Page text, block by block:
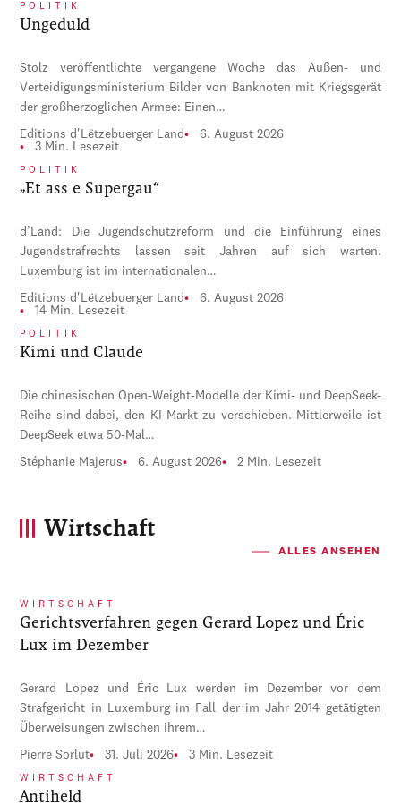
POLITIK
Ungeduld
Stolz veröffentlichte vergangene Woche das Außen- und
Verteidigungsministerium Bilder von Banknoten mit Kriegsgerät
der großherzoglichen Armee: Einen…
Editions d'Lëtzebuerger Land
6. August 2026
3 Min. Lesezeit
POLITIK
„Et ass e Supergau“
d’Land: Die Jugendschutzreform und die Einführung eines
Jugendstrafrechts lassen seit Jahren auf sich warten.
Luxemburg ist im internationalen…
Editions d'Lëtzebuerger Land
6. August 2026
14 Min. Lesezeit
POLITIK
Kimi und Claude
Die chinesischen Open-Weight-Modelle der Kimi- und DeepSeek-
Reihe sind dabei, den KI-Markt zu verschieben. Mittlerweile ist
DeepSeek etwa 50-Mal…
Stéphanie Majerus 6. August 2026 2 Min. Lesezeit
Wirtschaft
ALLES ANSEHEN
WIRTSCHAFT
Gerichtsverfahren gegen Gerard Lopez und Éric
Lux im Dezember
Gerard Lopez und Éric Lux werden im Dezember vor dem
Strafgericht in Luxemburg im Fall der im Jahr 2014 getätigten
Überweisungen zwischen ihrem…
Pierre Sorlut 31. Juli 2026 3 Min. Lesezeit
WIRTSCHAFT
Antiheld